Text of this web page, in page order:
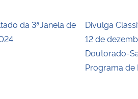
da 3ªJanela de
Divulga
12 de
Doutorado-
Programa